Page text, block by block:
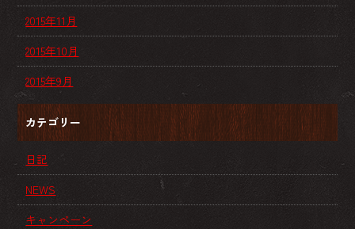
2015年11月
2015年10月
2015年9月
カテゴリー
日記
NEWS
キャンペーン